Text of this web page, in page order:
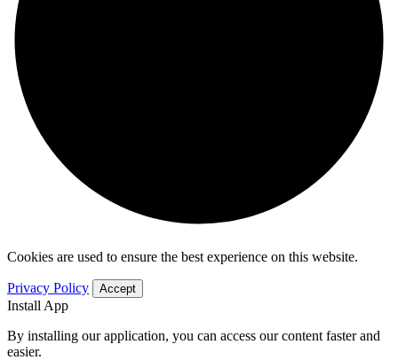
Cookies are used to ensure the best experience on this website.
Privacy Policy Accept
Install App
By installing our application, you can access our content faster and
easier.